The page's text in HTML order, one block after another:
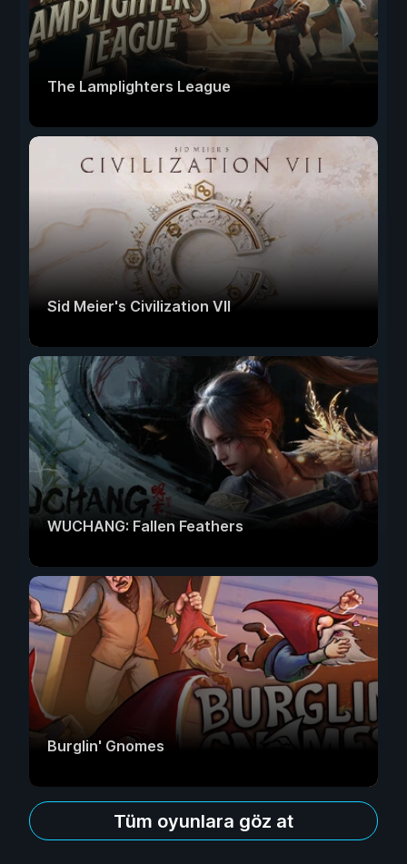
The Lamplighters League
Sid Meier's Civilization VII
WUCHANG: Fallen Feathers
Burglin' Gnomes
Tüm oyunlara göz at